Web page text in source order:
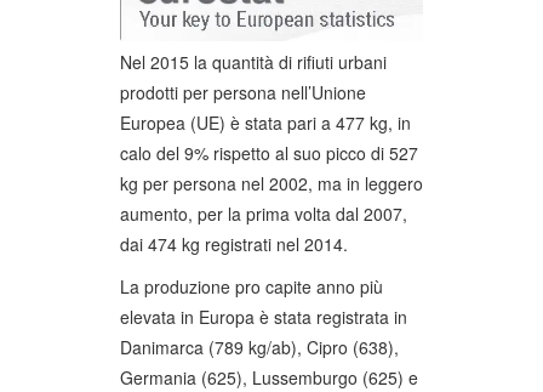
Nel 2015 la quantità di rifiuti urbani
prodotti per persona nell’Unione
Europea (UE) è stata pari a 477 kg, in
calo del 9% rispetto al suo picco di 527
kg per persona nel 2002, ma in leggero
aumento, per la prima volta dal 2007,
dai 474 kg registrati nel 2014.
La produzione pro capite anno più
elevata in Europa è stata registrata in
Danimarca (789 kg/ab), Cipro (638),
Germania (625), Lussemburgo (625) e